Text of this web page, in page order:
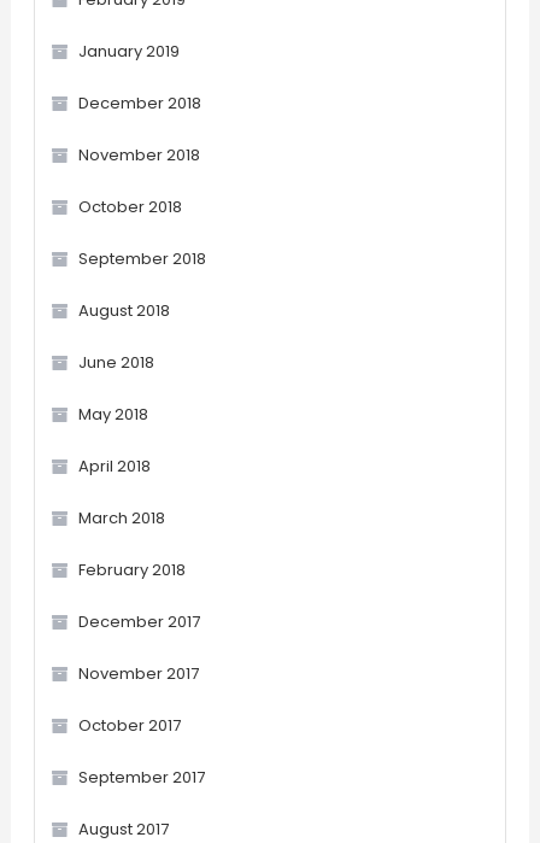
January 2019
December 2018
November 2018
October 2018
September 2018
August 2018
June 2018
May 2018
April 2018
March 2018
February 2018
December 2017
November 2017
October 2017
September 2017
August 2017